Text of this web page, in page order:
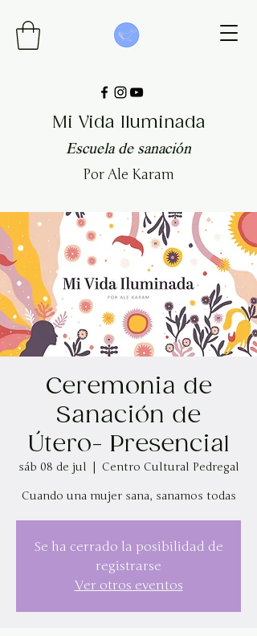
Mi Vida Iluminada
Escuela de sanación
Por Ale Karam
Ceremonia de
Sanación de
Útero- Presencial
sáb 08 de jul Centro Cultural Pedregal
Cuando una mujer sana, sanamos todas
Se ha cerrado la posibilidad de
registrarse
Ver otros eventos